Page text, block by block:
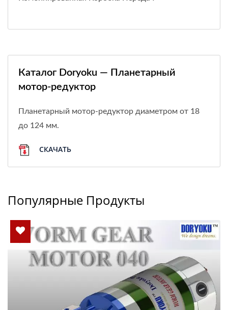
Каталог Doryoku — Планетарный
мотор-редуктор
Планетарный мотор-редуктор диаметром от 18
до 124 мм.
СКАЧАТЬ
Популярные Продукты